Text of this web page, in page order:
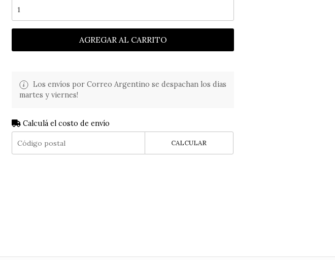
AGREGAR AL CARRITO
Los envíos por Correo Argentino se despachan los dias
martes y viernes!
Calculá el costo de envío
CALCULAR